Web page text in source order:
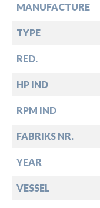
MANUFACTURE
TYPE
RED.
HP IND
RPM IND
FABRIKS NR.
YEAR
VESSEL